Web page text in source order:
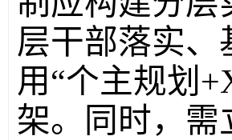
层干部落实、
用“个主规划
架。同时，需